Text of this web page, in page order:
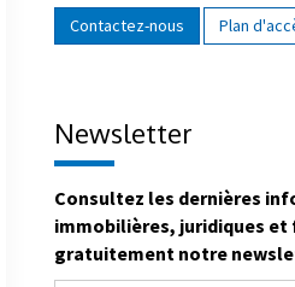
Contactez-nous Plan
Newsletter
Consultez les dernières
immobilières, juridiques et
gratuitement notre